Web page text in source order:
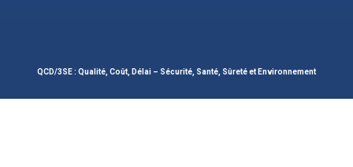
QCD/3SE : Qualité, Coût, Délai – Sécurité, Santé, Sûreté et Environnement